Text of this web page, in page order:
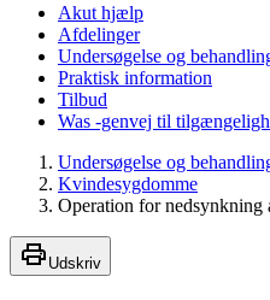
Akut hjælp
Afdelinger
Undersøgelse og
Praktisk information
Tilbud
Was -genvej til
Undersøgelse og
Kvindesygdomme
Operation for nedsynkning
Udskriv